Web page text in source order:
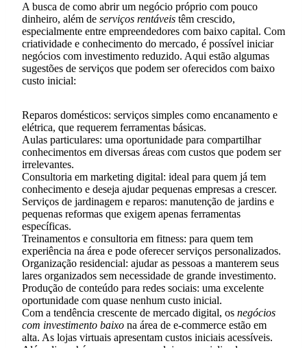
A busca de como abrir um negócio próprio com pouco
dinheiro, além de serviços rentáveis têm crescido,
especialmente entre empreendedores com baixo capital. Com
criatividade e conhecimento do mercado, é possível iniciar
negócios com investimento reduzido. Aqui estão algumas
sugestões de serviços que podem ser oferecidos com baixo
custo inicial:
Reparos domésticos: serviços simples como encanamento e
elétrica, que requerem ferramentas básicas.
Aulas particulares: uma oportunidade para compartilhar
conhecimentos em diversas áreas com custos que podem ser
irrelevantes.
Consultoria em marketing digital: ideal para quem já tem
conhecimento e deseja ajudar pequenas empresas a crescer.
Serviços de jardinagem e reparos: manutenção de jardins e
pequenas reformas que exigem apenas ferramentas
específicas.
Treinamentos e consultoria em fitness: para quem tem
experiência na área e pode oferecer serviços personalizados.
Organização residencial: ajudar as pessoas a manterem seus
lares organizados sem necessidade de grande investimento.
Produção de conteúdo para redes sociais: uma excelente
oportunidade com quase nenhum custo inicial.
Com a tendência crescente de mercado digital, os negócios
com investimento baixo na área de e-commerce estão em
alta. As lojas virtuais apresentam custos iniciais acessíveis.